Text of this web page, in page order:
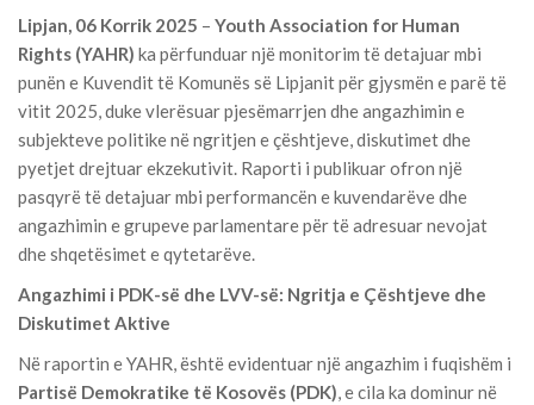
Lipjan, 06 Korrik 2025 – Youth Association for Human
Rights (YAHR) ka përfunduar një monitorim të detajuar mbi
punën e Kuvendit të Komunës së Lipjanit për gjysmën e parë të
vitit 2025, duke vlerësuar pjesëmarrjen dhe angazhimin e
subjekteve politike në ngritjen e çështjeve, diskutimet dhe
pyetjet drejtuar ekzekutivit. Raporti i publikuar ofron një
pasqyrë të detajuar mbi performancën e kuvendarëve dhe
angazhimin e grupeve parlamentare për të adresuar nevojat
dhe shqetësimet e qytetarëve.
Angazhimi i PDK-së dhe LVV-së: Ngritja e Çështjeve dhe
Diskutimet Aktive
Në raportin e YAHR, është evidentuar një angazhim i fuqishëm i
Partisë Demokratike të Kosovës (PDK), e cila ka dominur në